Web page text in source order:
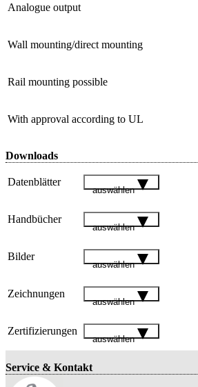
Analogue output
Wall mounting/direct mounting
Rail mounting possible
With approval according to UL
Downloads
Datenblätter
auswählen
Handbücher
auswählen
Bilder
auswählen
Zeichnungen
auswählen
Zertifizierungen
auswählen
Service & Kontakt